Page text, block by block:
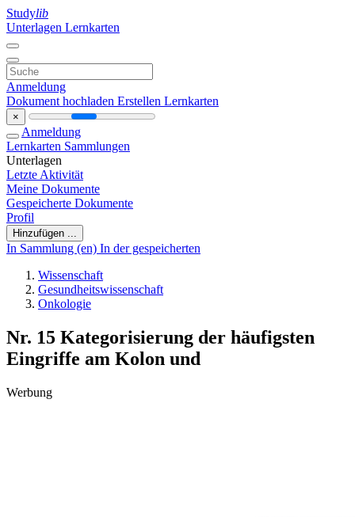
Studylib
Unterlagen Lernkarten
Anmeldung
Dokument hochladen Erstellen Lernkarten
×
Anmeldung
Lernkarten Sammlungen
Unterlagen
Letzte Aktivität
Meine Dokumente
Gespeicherte Dokumente
Profil
Hinzufügen ...
In Sammlung (en) In der gespeicherten
Wissenschaft
Gesundheitswissenschaft
Onkologie
Nr. 15 Kategorisierung der häufigsten
Eingriffe am Kolon und
Werbung